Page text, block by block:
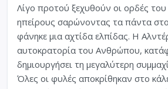
Λίγο προτού ξεχυθούν οι ορδές
ηπείρους σαρώνοντας τα πάντα
φάνηκε μια αχτίδα ελπίδας. Η
αυτοκρατορία του Ανθρώπου,
δημιουργήσει τη μεγαλύτερη
Όλες οι φυλές αποκρίθηκαν στο